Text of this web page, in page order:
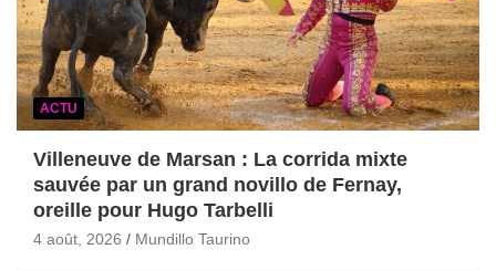
ACTU
Villeneuve de Marsan : La corrida mixte
sauvée par un grand novillo de Fernay,
oreille pour Hugo Tarbelli
4 août, 2026 Mundillo Taurino